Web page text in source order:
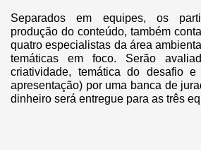
Separados em equipes, os
produção do conteúdo, também
quatro especialistas da área
temáticas em foco. Serão
criatividade, temática do desafio e
apresentação) por uma banca de
dinheiro será entregue para as três